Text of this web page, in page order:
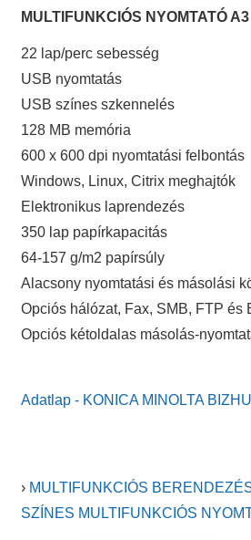
MULTIFUNKCIÓS NYOMTATÓ A3
22 lap/perc sebesség
USB nyomtatás
USB színes szkennelés
128 MB memória
600 x 600 dpi nyomtatási felbontás
Windows, Linux, Citrix meghajtók
Elektronikus laprendezés
350 lap papírkapacitás
64-157 g/m2 papírsúly
Alacsony nyomtatási és másolási
Opciós hálózat, Fax, SMB, FTP és
Opciós kétoldalas másolás-
Adatlap - KONICA MINOLTA
› MULTIFUNKCIÓS
SZÍNES MULTIFUNKCIÓS